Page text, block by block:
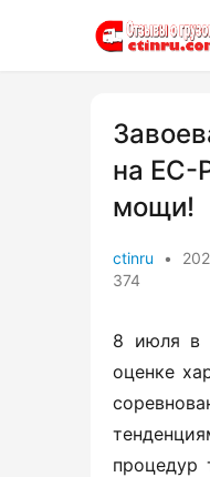
на EC-
мощи!
ctinru •
374
8 июля в
оценке
процедур